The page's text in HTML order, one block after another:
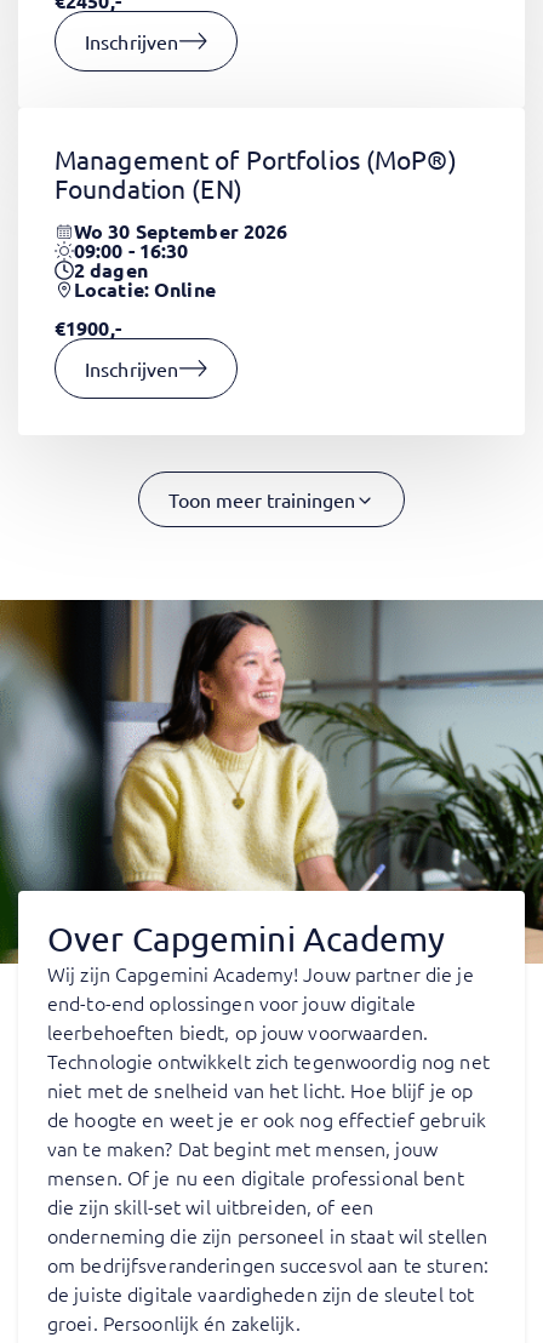
Inschrijven
Management of Portfolios (MoP®)
Foundation (EN)
Wo 30 September 2026
09:00 - 16:30
2dagen
Locatie: Online
€1900,-
Inschrijven
Toon meer trainingen
Over Capgemini Academy
Wij zijn Capgemini Academy! Jouw partner die je
end-to-end oplossingen voor jouw digitale
leerbehoeften biedt, op jouw voorwaarden.
Technologie ontwikkelt zich tegenwoordig nog net
niet met de snelheid van het licht. Hoe blijf je op
de hoogte en weet je er ook nog effectief gebruik
van te maken? Dat begint met mensen, jouw
mensen. Of je nu een digitale professional bent
die zijn skill-set wil uitbreiden, of een
onderneming die zijn personeel in staat wil stellen
om bedrijfsveranderingen succesvol aan te sturen:
de juiste digitale vaardigheden zijn de sleutel tot
groei. Persoonlijk én zakelijk.